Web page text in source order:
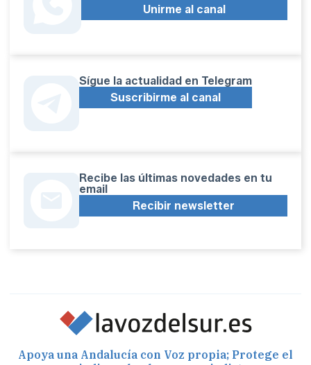
Unirme al canal
Sígue la actualidad en Telegram
Suscribirme al canal
Recibe las últimas novedades en tu
email
Recibir newsletter
Apoya una Andalucía con Voz propia; Protege el